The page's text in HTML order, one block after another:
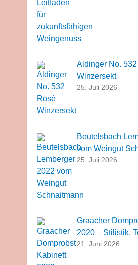
Aldinger No.
Winzersekt
25. Juli 2026
Beutelsbach
vom Weingut
25. Juli 2026
Graacher
2020 – Stilistik,
21. Juni 2026